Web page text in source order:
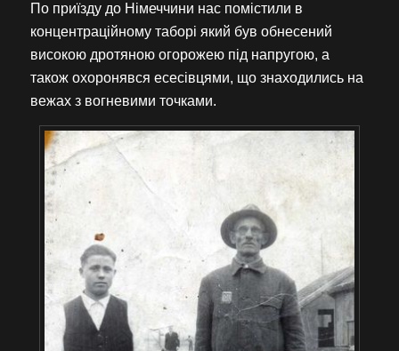
По приїзду до Німеччини нас помістили в
концентраційному таборі який був обнесений
високою дротяною огорожею під напругою, а
також охоронявся есесівцями, що знаходились на
вежах з вогневими точками.